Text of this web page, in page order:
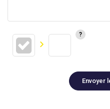
Envoyer